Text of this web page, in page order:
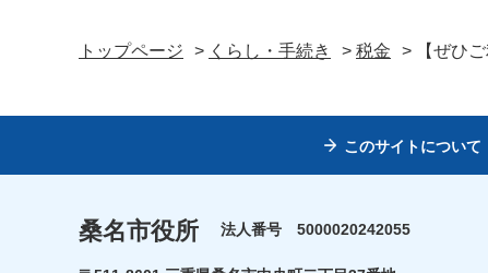
トップページ > くらし・手続き > 税金 > 【ぜひ
このサイトについて
桑名市役所 法人番号 5000020242055